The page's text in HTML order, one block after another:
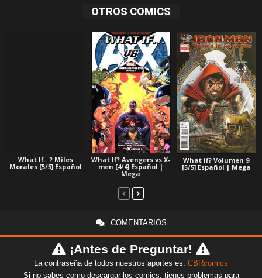
OTROS COMICS
What If…? Miles
Morales [5/5] Español
What If? Avengers vs X-
men [4/4] Español |
Mega
What If? Volumen 9
[5/5] Español | Mega
COMENTARIOS
¡Antes de Preguntar!
La contraseña de todos nuestros aportes es: CBRcomics
Si no sabes como descargar los comics, tienes problemas para